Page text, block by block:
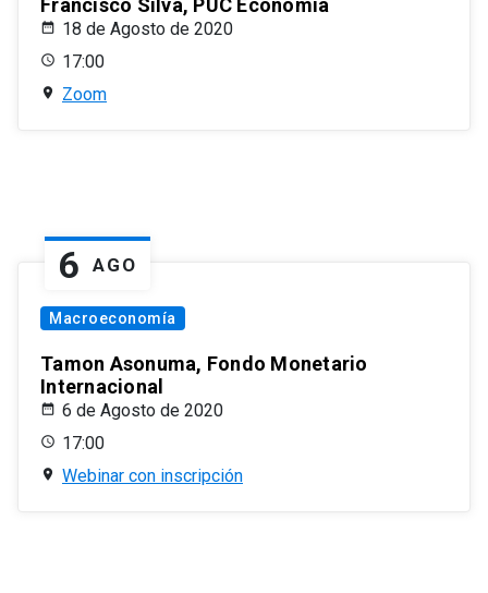
Francisco Silva, PUC Economía
18 de Agosto de 2020
17:00
Zoom
6 AGO
Macroeconomía
Tamon Asonuma, Fondo Monetario
Internacional
6 de Agosto de 2020
17:00
Webinar con inscripción